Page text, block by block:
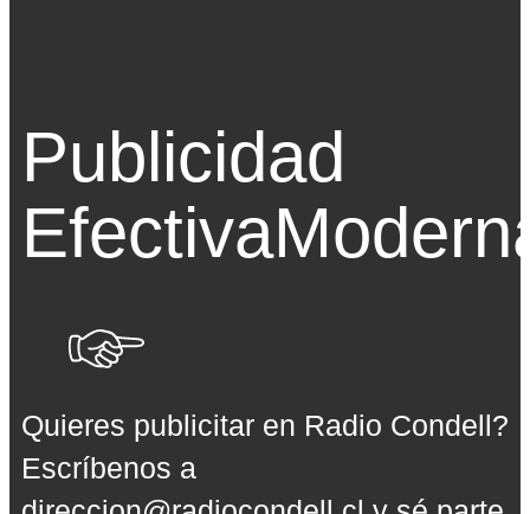
Publicidad
Efectiva
Quieres publicitar en Radio Condell?
Escríbenos a